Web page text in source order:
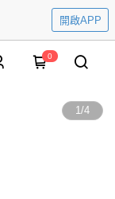
開啟APP
0
1/4